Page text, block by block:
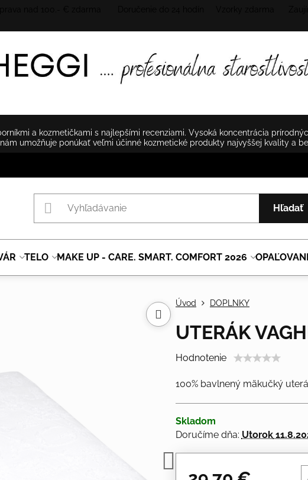
a kozmetičkami s najlepšími recenziami. Vysoká koncentrácia
umožňuje ponúkať veľmi účinné kozmetické produkty najvyššej kvality a
Hľadať
TELO MAKE UP - CARE. SMART. COMFORT 2026
Úvod DOPLNKY
UTERÁK
Hodnotenie
100% bavlnený mäkučký
Skladom
Doručíme dňa: Utorok